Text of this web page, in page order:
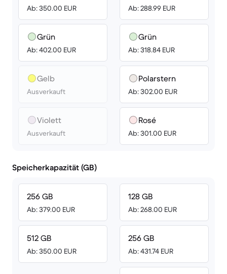
Ab: 350.00 EUR
Grün
Ab: 402.00 EUR
Gelb
Ausverkauft
Violett
Ausverkauft
Ab: 288.99 EUR
Grün
Ab: 318.84 EUR
Polarstern
Ab: 302.00 EUR
Rosé
Ab: 301.00 EUR
Speicherkapazität (GB)
256 GB
Ab: 379.00 EUR
512 GB
Ab: 350.00 EUR
128 GB
Ab: 268.00 EUR
256 GB
Ab: 431.74 EUR